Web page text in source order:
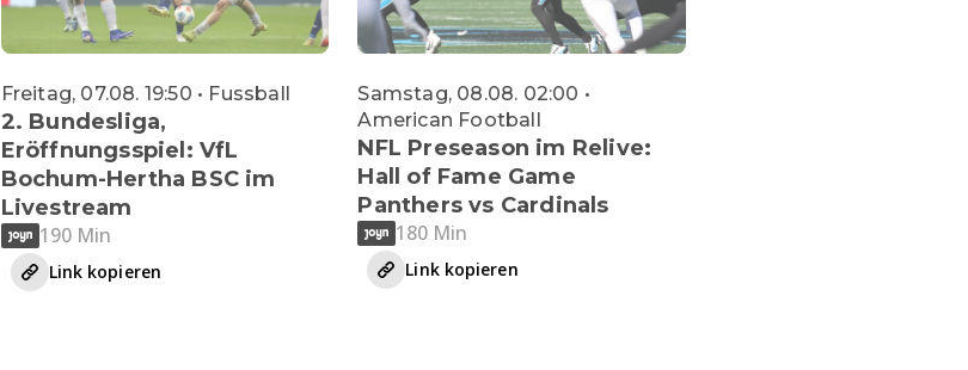
Freitag, 07.08. 19:50 • Fussball
2. Bundesliga,
Eröffnungsspiel: VfL
Bochum-Hertha BSC im
Livestream
190 Min
Link kopieren
Samstag, 08.08. 02:00 •
American Football
NFL Preseason im Relive:
Hall of Fame Game
Panthers vs Cardinals
180 Min
Link kopieren